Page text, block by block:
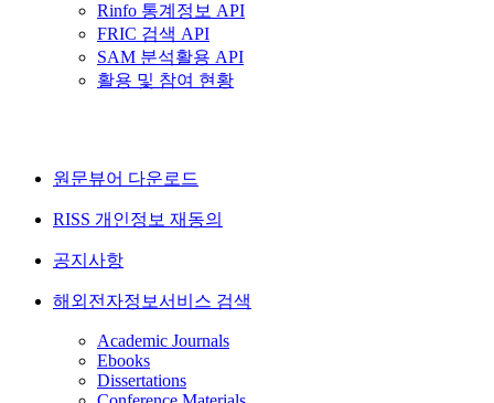
Rinfo 통계정보 API
FRIC 검색 API
SAM 분석활용 API
활용 및 참여 현황
원문뷰어 다운로드
RISS 개인정보 재동의
공지사항
해외전자정보서비스 검색
Academic Journals
Ebooks
Dissertations